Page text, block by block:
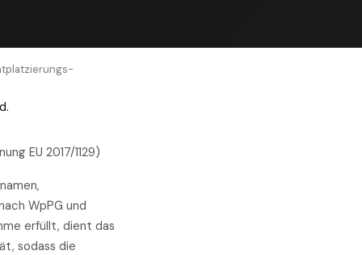
EU 2017/1129)
WpPG und
erfüllt, dient das
sodass die